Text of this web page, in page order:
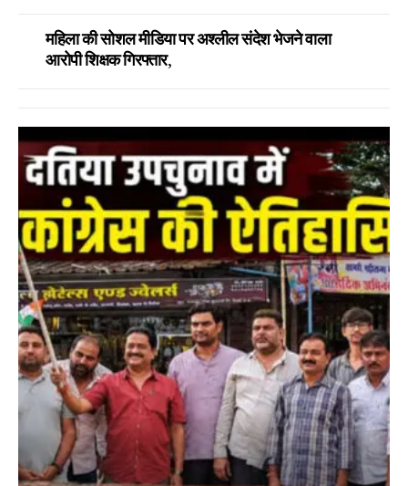
महिला की सोशल मीडिया पर अश्लील संदेश भेजने वाला
आरोपी शिक्षक गिरफ्तार,